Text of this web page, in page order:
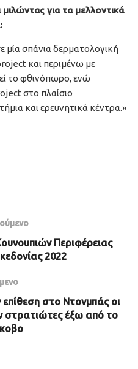
για τα μελλοντικά
μία σπάνια δερματολογική
και περιμένω με
το φθινόπωρο, ενώ
στο πλαίσιο
και ερευνητικά κέντρα.»
Περιφέρειας
2022
στο Ντονμπάς οι
στρατιώτες έξω από το